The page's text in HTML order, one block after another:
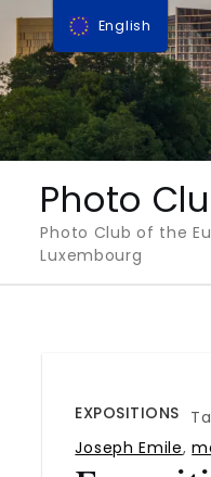
Skip
content
Photo
Photo Club of the
Luxembourg
EXPOSITIONS
Joseph Emile,
English